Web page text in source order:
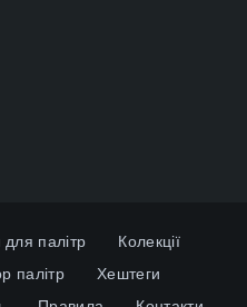
для палітр
Колекції
палітр
Хештеги